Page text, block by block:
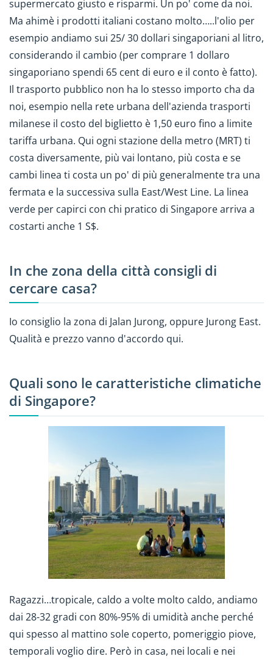
supermercato giusto e risparmi. Un po' come da noi.
Ma ahimè i prodotti italiani costano molto…..l'olio per
esempio andiamo sui 25/ 30 dollari singaporiani al litro,
considerando il cambio (per comprare 1 dollaro
singaporiano spendi 65 cent di euro e il conto è fatto).
Il trasporto pubblico non ha lo stesso importo cha da
noi, esempio nella rete urbana dell'azienda trasporti
milanese il costo del biglietto è 1,50 euro fino a limite
tariffa urbana. Qui ogni stazione della metro (MRT) ti
costa diversamente, più vai lontano, più costa e se
cambi linea ti costa un po' di più generalmente tra una
fermata e la successiva sulla East/West Line. La linea
verde per capirci con chi pratico di Singapore arriva a
costarti anche 1 S$.
In che zona della città consigli di
cercare casa?
Io consiglio la zona di Jalan Jurong, oppure Jurong East.
Qualità e prezzo vanno d'accordo qui.
Quali sono le caratteristiche climatiche
di Singapore?
Ragazzi…tropicale, caldo a volte molto caldo, andiamo
dai 28-32 gradi con 80%-95% di umidità anche perché
qui spesso al mattino sole coperto, pomeriggio piove,
temporali voglio dire. Però in casa, nei locali e nei